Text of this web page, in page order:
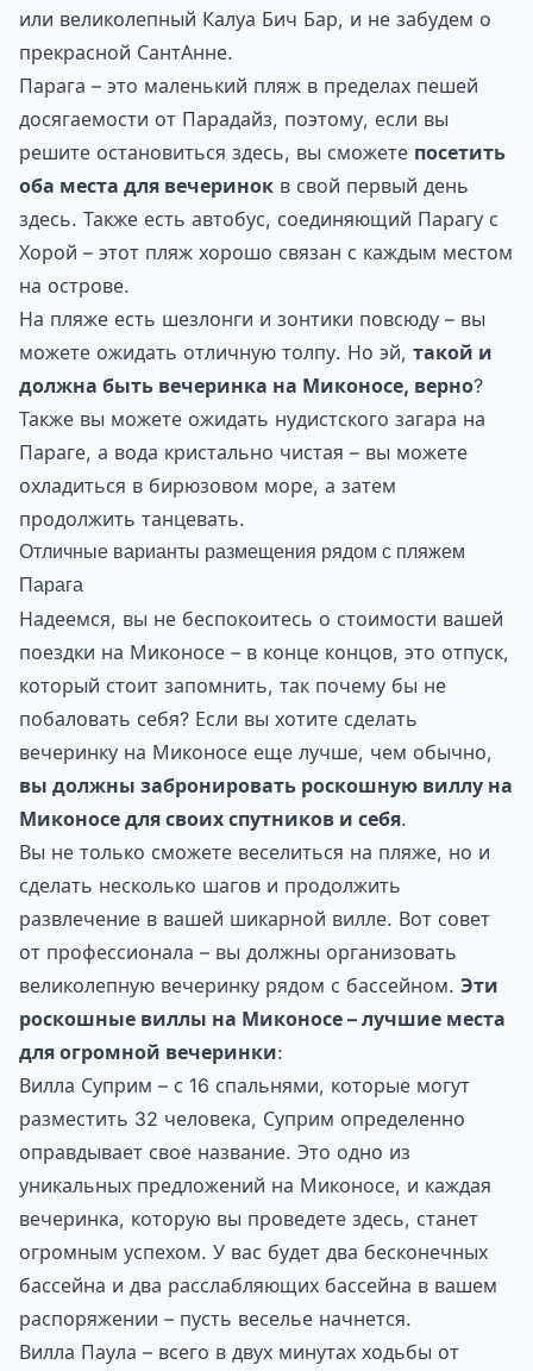
или великолепный Калуа Бич Бар, и не забудем о
прекрасной СантАнне.
Парага – это маленький пляж в пределах пешей
досягаемости от Парадайз, поэтому, если вы
решите остановиться здесь, вы сможете посетить
оба места для вечеринок в свой первый день
здесь. Также есть автобус, соединяющий Парагу с
Хорой – этот пляж хорошо связан с каждым местом
на острове.
На пляже есть шезлонги и зонтики повсюду – вы
можете ожидать отличную толпу. Но эй, такой и
должна быть вечеринка на Миконосе, верно?
Также вы можете ожидать нудистского загара на
Параге, а вода кристально чистая – вы можете
охладиться в бирюзовом море, а затем
продолжить танцевать.
Отличные варианты размещения рядом с пляжем
Парага
Надеемся, вы не беспокоитесь о стоимости вашей
поездки на Миконосе – в конце концов, это отпуск,
который стоит запомнить, так почему бы не
побаловать себя? Если вы хотите сделать
вечеринку на Миконосе еще лучше, чем обычно,
вы должны забронировать роскошную виллу на
Миконосе для своих спутников и себя.
Вы не только сможете веселиться на пляже, но и
сделать несколько шагов и продолжить
развлечение в вашей шикарной вилле. Вот совет
от профессионала – вы должны организовать
великолепную вечеринку рядом с бассейном. Эти
роскошные виллы на Миконосе – лучшие места
для огромной вечеринки:
Вилла Суприм – с 16 спальнями, которые могут
разместить 32 человека, Суприм определенно
оправдывает свое название. Это одно из
уникальных предложений на Миконосе, и каждая
вечеринка, которую вы проведете здесь, станет
огромным успехом. У вас будет два бесконечных
бассейна и два расслабляющих бассейна в вашем
распоряжении – пусть веселье начнется.
Вилла Паула – всего в двух минутах ходьбы от